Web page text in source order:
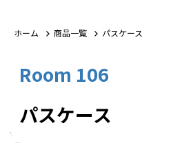
ホーム 商品一覧 パスケース
Room 106
パスケース